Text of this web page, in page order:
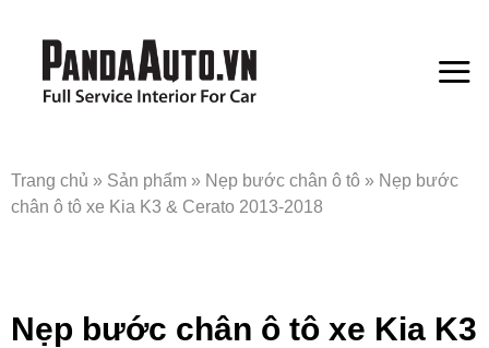
Trang chủ » Sản phẩm » Nẹp bước chân ô tô » Nẹp bước
chân ô tô xe Kia K3 & Cerato 2013-2018
Nẹp bước chân ô tô xe Kia K3